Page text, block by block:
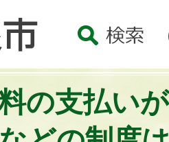
の支払い